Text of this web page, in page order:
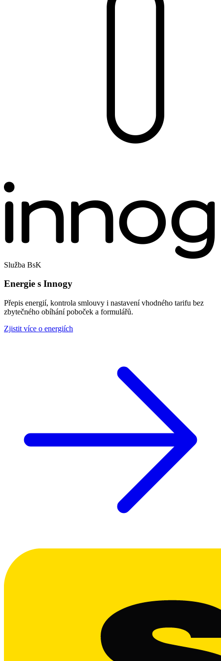
Služba BsK
Energie s Innogy
Přepis energií, kontrola smlouvy i nastavení vhodného tarifu bez
zbytečného obíhání poboček a formulářů.
Zjistit více o energiích